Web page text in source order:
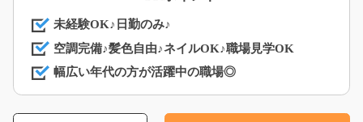
未経験OK♪日勤のみ♪
空調完備♪髪色自由♪ネイルOK♪職場見学OK
幅広い年代の方が活躍中の職場◎